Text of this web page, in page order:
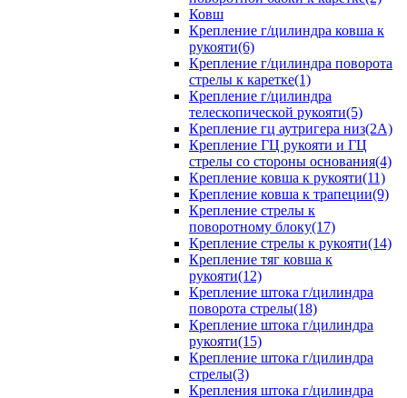
Ковш
Крепление г/цилиндра ковша к
рукояти(6)
Крепление г/цилиндра поворота
стрелы к каретке(1)
Крепление г/цилиндра
телескопической рукояти(5)
Крепление гц аутригера низ(2А)
Крепление ГЦ рукояти и ГЦ
стрелы со стороны основания(4)
Крепление ковша к рукояти(11)
Крепление ковша к трапеции(9)
Крепление стрелы к
поворотному блоку(17)
Крепление стрелы к рукояти(14)
Крепление тяг ковша к
рукояти(12)
Крепление штока г/цилиндра
поворота стрелы(18)
Крепление штока г/цилиндра
рукояти(15)
Крепление штока г/цилиндра
стрелы(3)
Крепления штока г/цилиндра